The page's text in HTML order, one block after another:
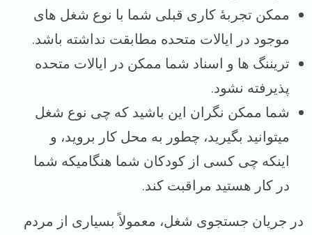
ممکن تجربهٔ کاری قبلی شما با نوع شغل های
موجود در ایالات متحده مطابقت نداشته باشد.
تریننگ ها و اسناد شما ممکن در ایالات متحده
پذیرفته نشود.
شما ممکن نگران این باشید که چی نوع شغل
میتوانید بگیرید، چطور به محل کار بروید، و
اینکه چی کسی از کودکان شما هنگامیکه شما
در کار هستید مراقبت کند.
در جریان جستجوی شغل، معمولاً بسیاری از مردم